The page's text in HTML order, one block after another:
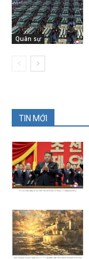
Quân sự
TIN MỚI